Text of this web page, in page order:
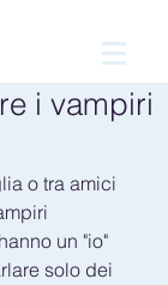
i vampiri
o tra amici
un "io"
solo dei